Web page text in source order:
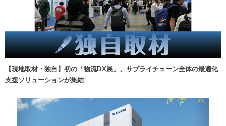
【現地取材・独自】初の「物流DX展」、サプライチェーン全体の最適化
支援ソリューションが集結